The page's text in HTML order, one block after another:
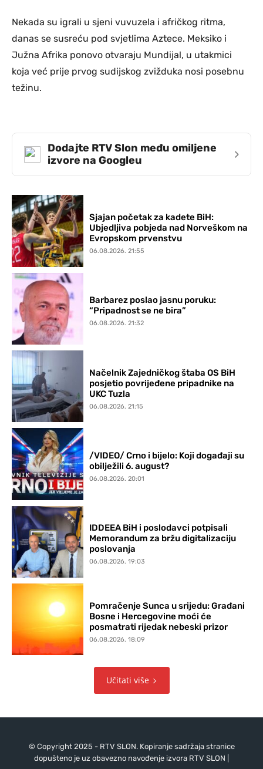
Nekada su igrali u sjeni vuvuzela i afričkog ritma,
danas se susreću pod svjetlima Aztece. Meksiko i
Južna Afrika ponovo otvaraju Mundijal, u utakmici
koja već prije prvog sudijskog zvižduka nosi posebnu
težinu.
Dodajte RTV Slon među omiljene
izvore na Googleu
›
Sjajan početak za kadete BiH:
Ubjedljiva pobjeda nad Norveškom na
Evropskom prvenstvu
06.08.2026. 21:55
Barbarez poslao jasnu poruku:
“Pripadnost se ne bira”
06.08.2026. 21:32
Načelnik Zajedničkog štaba OS BiH
posjetio povrijeđene pripadnike na
UKC Tuzla
06.08.2026. 21:15
/VIDEO/ Crno i bijelo: Koji događaji su
obilježili 6. august?
06.08.2026. 20:01
IDDEEA BiH i poslodavci potpisali
Memorandum za bržu digitalizaciju
poslovanja
06.08.2026. 19:03
Pomračenje Sunca u srijedu: Građani
Bosne i Hercegovine moći će
posmatrati rijedak nebeski prizor
06.08.2026. 18:09
Učitati više
© Copyright 2025 - RTV SLON. Kopiranje sadržaja stranice
dopušteno je uz obavezno navođenje izvora RTV SLON |